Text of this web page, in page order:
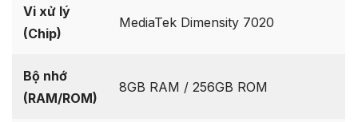
Vi xử lý
(Chip)
MediaTek Dimensity 7020
Bộ nhớ
(RAM/ROM)
8GB RAM / 256GB ROM